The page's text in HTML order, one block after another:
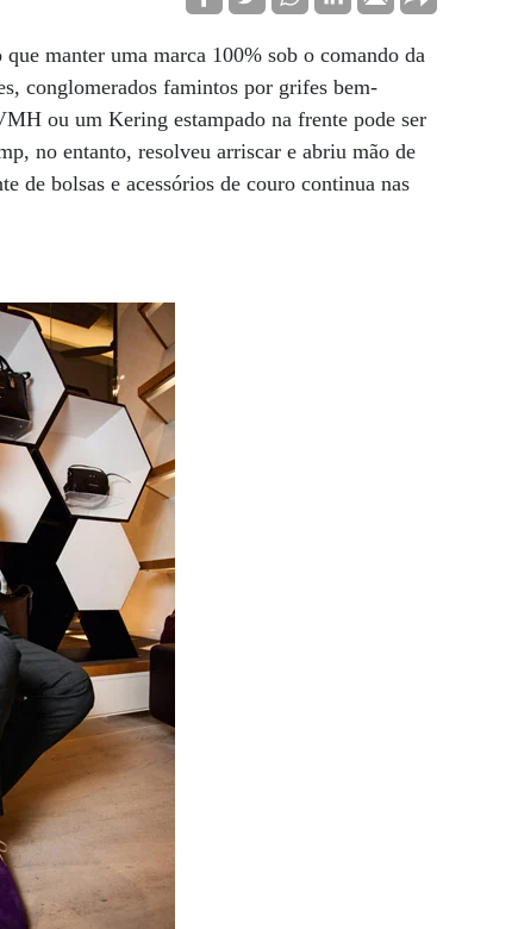
manter uma marca 100% sob o comando da
conglomerados famintos por grifes bem-
ou um Kering estampado na frente pode ser
no entanto, resolveu arriscar e abriu mão de
de bolsas e acessórios de couro continua nas